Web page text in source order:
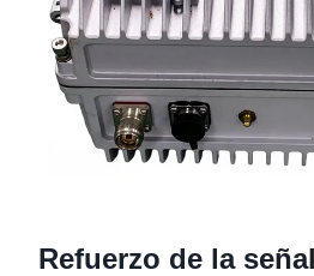
Refuerzo de la